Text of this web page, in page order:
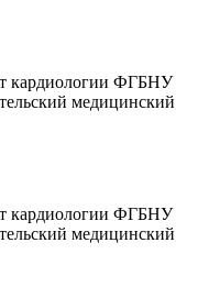
кардиологии ФГБНУ
медицинский
кардиологии ФГБНУ
медицинский